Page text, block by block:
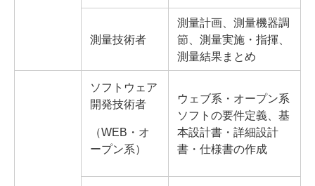
測量技術者
測量計画、測量機器調
節、測量実施・指揮、
測量結果まとめ
ソフトウェア
開発技術者
（WEB・オ
ープン系）
ウェブ系・オープン系
ソフトの要件定義、基
本設計書・詳細設計
書・仕様書の作成